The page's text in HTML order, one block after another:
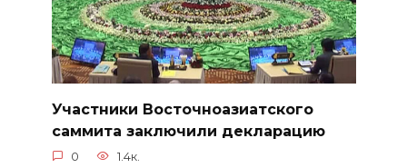
Участники Восточноазиатского
саммита заключили декларацию
0 1.4к.